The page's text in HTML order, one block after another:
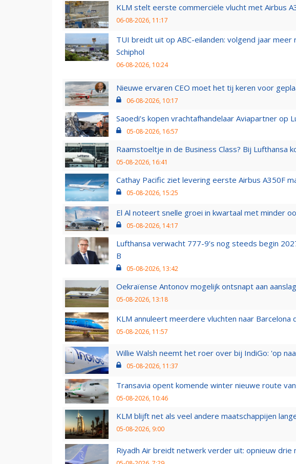
KLM stelt eerste commerciële vlucht met Airbus
06-08-2026, 11:17
TUI breidt uit op ABC-eilanden: volgend jaar
Schiphol
06-08-2026, 10:24
Nieuwe ervaren CEO moet het tij keren voor
06-08-2026, 10:17
Saoedi’s kopen vrachtafhandelaar Aviapartner op
05-08-2026, 16:57
Raamstoeltje in de Business Class? Bij Lufthansa
05-08-2026, 16:41
Cathay Pacific ziet levering eerste Airbus A350F
05-08-2026, 15:25
El Al noteert snelle groei in kwartaal met minder
05-08-2026, 14:17
Lufthansa verwacht 777-9’s nog steeds begin
B
05-08-2026, 13:42
Oekraïense Antonov mogelijk ontsnapt aan
05-08-2026, 13:18
KLM annuleert meerdere vluchten naar Barcelona
05-08-2026, 11:57
Willie Walsh neemt het roer over bij IndiGo: 'op
05-08-2026, 11:37
Transavia opent komende winter nieuwe route
05-08-2026, 10:46
KLM blijft net als veel andere maatschappijen
05-08-2026, 9:00
Riyadh Air breidt netwerk verder uit: opnieuw drie